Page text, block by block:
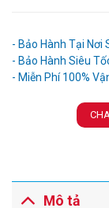
- Bảo Hành Tại Nơi
- Bảo Hành Siêu
Mô tả